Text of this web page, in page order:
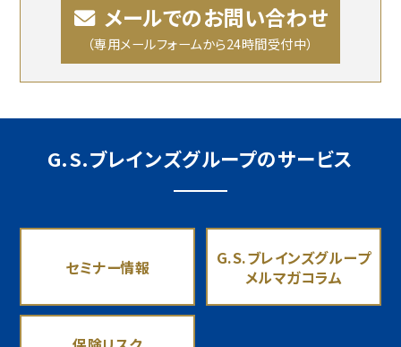
メールでのお問い合わせ
（専用メールフォームから24時間受付中）
G.S.ブレインズグループのサービス
セミナー情報
G.S.ブレインズグループ
メルマガコラム